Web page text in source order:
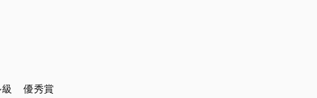
級 優秀賞